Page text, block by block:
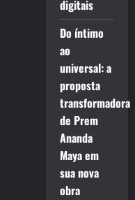
digitais
Do íntimo
ao
universal: a
proposta
transformadora
de Prem
Ananda
Maya em
sua nova
obra